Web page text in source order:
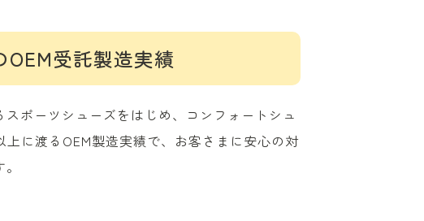
OEM受託製造実績
ポーツシューズをはじめ、コンフォートシュ
上に渡るOEM製造実績で、お客さまに安心の対